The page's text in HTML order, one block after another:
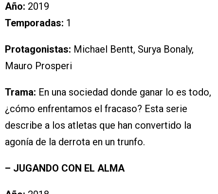
Año: 2019
Temporadas: 1
Protagonistas: Michael Bentt, Surya Bonaly,
Mauro Prosperi
Trama: En una sociedad donde ganar lo es todo,
¿cómo enfrentamos el fracaso? Esta serie
describe a los atletas que han convertido la
agonía de la derrota en un trunfo.
– JUGANDO CON EL ALMA